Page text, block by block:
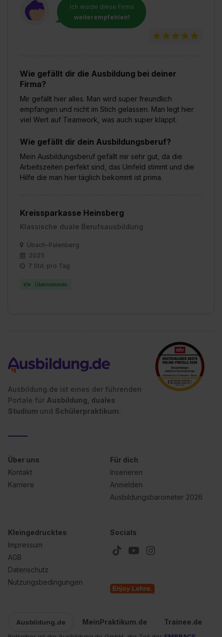
Ich würde diese Firma
weiterempfehlen!
Wie gefällt dir die Ausbildung bei deiner
Firma?
Mir gefällt hier alles. Man wird super freundlich
empfangen und nicht im Stich gelassen. Man legt hier
viel Wert auf Teamwork, was auch super klappt.
Wie gefällt dir dein Ausbildungsberuf?
Mein Ausbildungsberuf gefällt mir sehr gut, da die
Arbeitszeiten perfekt sind, das Umfeld stimmt und die
Hilfe die man hier täglich bekommt ist prima.
Kreissparkasse Heinsberg
Klassische duale Berufsausbildung
Übach-Palenberg
2025
7 Std. pro Tag
Übernommen
Ausbildung.de ist eines der führenden
Portale für Ausbildung, duales
Studium und Schülerpraktikum.
Über uns
Kontakt
Karriere
Für dich
Inserieren
Anmelden
Ausbildungsbarometer 2026
Kleingedrucktes
Impressum
AGB
Datenschutz
Nutzungsbedingungen
Socials
Ausbildung.de MeinPraktikum.de Trainee.de